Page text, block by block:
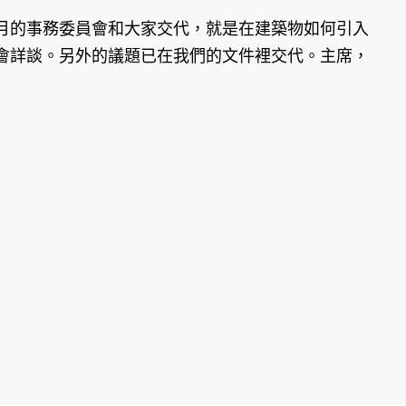
事務委員會和大家交代，就是在建築物如何引入
談。另外的議題已在我們的文件裡交代。主席，